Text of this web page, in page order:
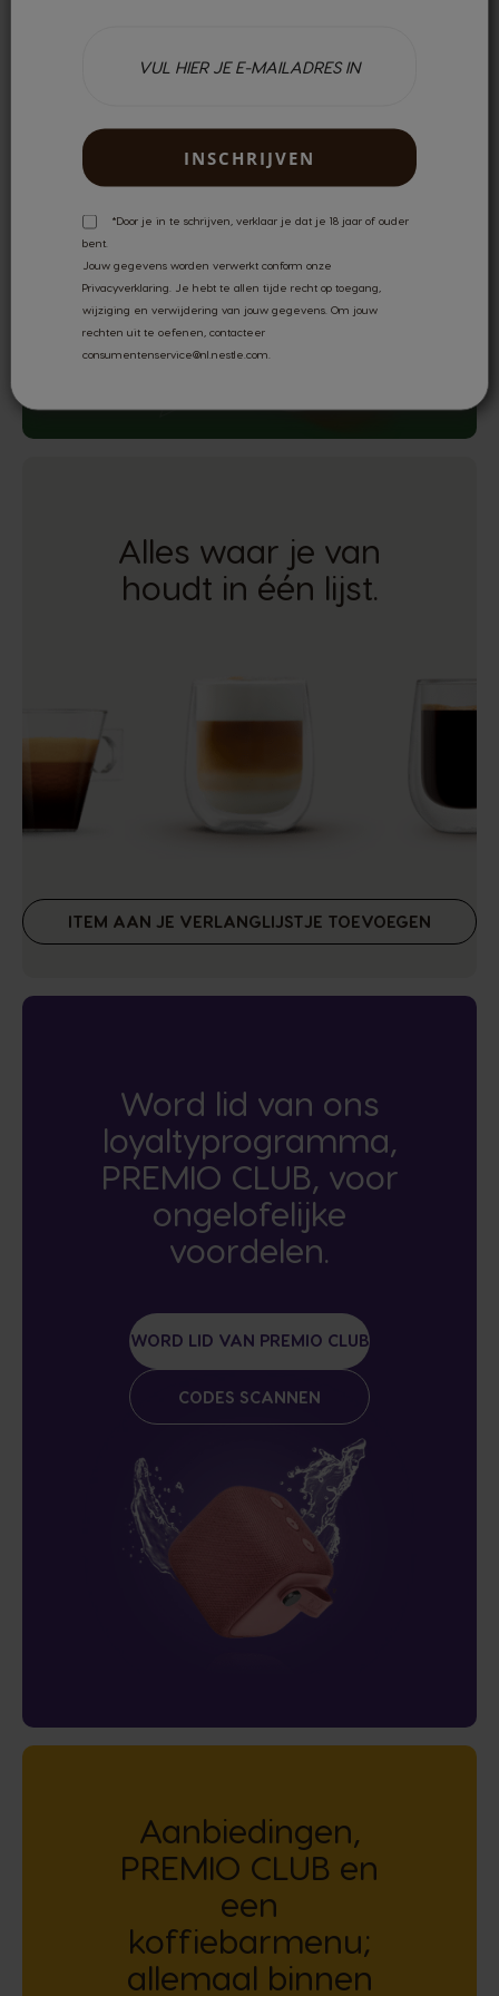
INSCHRIJVEN
*Door je in te schrijven, verklaar je dat je 18 jaar of ouder
bent.
Jouw gegevens worden verwerkt conform onze
Privacyverklaring.
Je hebt te allen tijde recht op toegang,
wijziging en verwijdering van jouw gegevens. Om jouw
rechten uit te oefenen, contacteer
consumentenservice@nl.nestle.com.
favorieten opnieuw
Alles waar je van
houdt in één lijst.
ITEM AAN JE VERLANGLIJSTJE TOEVOEGEN
Word lid van ons
loyaltyprogramma,
PREMIO CLUB, voor
ongelofelijke
voordelen.
WORD LID VAN PREMIO CLUB
CODES SCANNEN
Aanbiedingen,
PREMIO CLUB en
een
koffiebarmenu;
allemaal binnen